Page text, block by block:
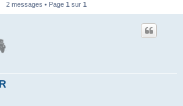
2 messages • Page 1 sur 1